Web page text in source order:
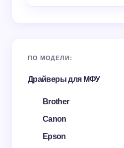
ПО МОДЕЛИ:
Драйверы для МФУ
Brother
Canon
Epson